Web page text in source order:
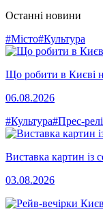
Останні новини
#Місто#Культура
Що робити в Києві
06.08.2026
#Культура#Прес-
Виставка картин із
03.08.2026